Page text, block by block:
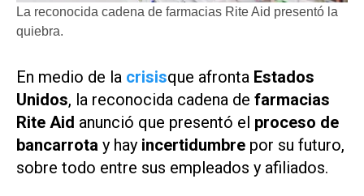
La reconocida cadena de farmacias Rite Aid presentó la
quiebra.
En medio de la crisisque afronta Estados
Unidos, la reconocida cadena de farmacias
Rite Aid anunció que presentó el proceso de
bancarrota y hay incertidumbre por su futuro,
sobre todo entre sus empleados y afiliados.